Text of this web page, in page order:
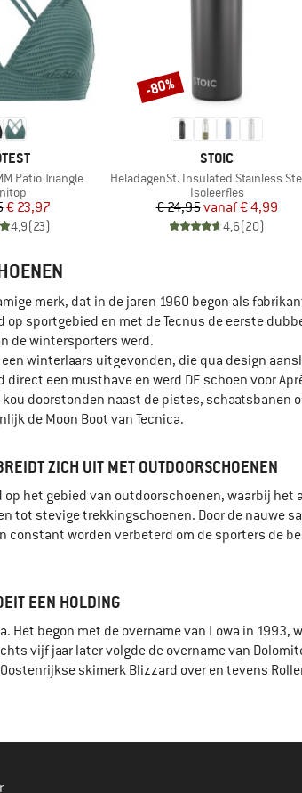
Patio Triangle
Prijs
Verlaagde prijs
€ 23,97
4,9(23)
MERK
STOIC
Artikel
HeladagenSt. Insulated Stainless Steel Bottle
Productgroep
Isoleerfles
Prijs
€ 24,95 Verlaagde prijs
vanaf€ 4,99
4,6(20)
Korting
-80%
merk, dat in de jaren 1960 begon als
op sportgebied en met de Tecnus de eerste
de wintersporters werd.
winterlaars uitgevonden, die qua design
een musthave en werd DE schoen voor
doorstonden naast de pistes, schaatsbanen
de Moon Boot van Tecnica.
ZICH UIT MET OUTDOORSCHOENEN
het gebied van outdoorschoenen, waarbij het
tot stevige trekkingschoenen. Door de nauwe
worden verbeterd om de sporters de
EEN HOLDING
Het begon met de overname van Lowa in
vijf jaar later volgde de overname van
skimerk Blizzard over en tevens